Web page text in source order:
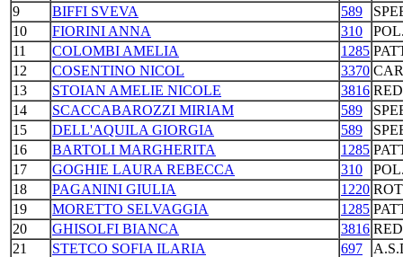
9
BIFFI SVEVA 589
10
FIORINI ANNA 310
11
COLOMBI AMELIA 1285
12
COSENTINO NICOL 3370
13
STOIAN AMELIE NICOLE 3816
14
SCACCABAROZZI MIRIAM 589
15
DELL'AQUILA GIORGIA 589
16
BARTOLI MARGHERITA 1285
17
GOGHIE LAURA REBECCA 310
18
PAGANINI GIULIA 1220
19
MORETTO SELVAGGIA 1285
20
GHISOLFI BIANCA 3816
21
STETCO SOFIA ILARIA 697